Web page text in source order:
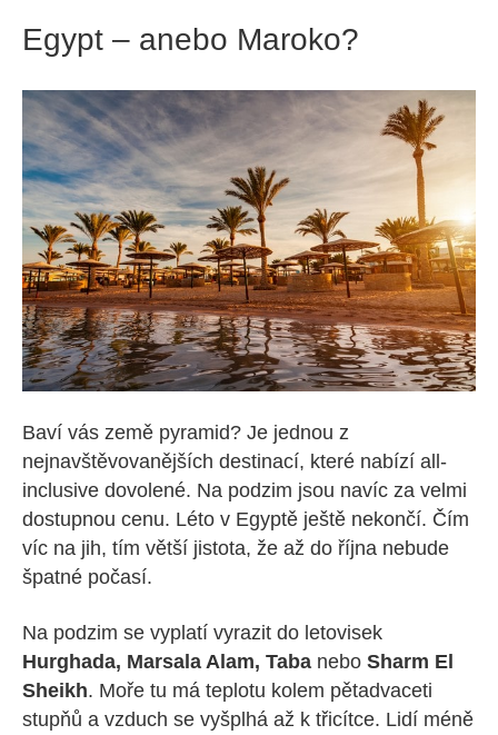
Egypt – anebo Maroko?
Baví vás země pyramid? Je jednou z
nejnavštěvovanějších destinací, které nabízí all-
inclusive dovolené. Na podzim jsou navíc za velmi
dostupnou cenu. Léto v Egyptě ještě nekončí. Čím
víc na jih, tím větší jistota, že až do října nebude
špatné počasí.
Na podzim se vyplatí vyrazit do letovisek
Hurghada, Marsala Alam, Taba nebo Sharm El
Sheikh. Moře tu má teplotu kolem pětadvaceti
stupňů a vzduch se vyšplhá až k třicítce. Lidí méně